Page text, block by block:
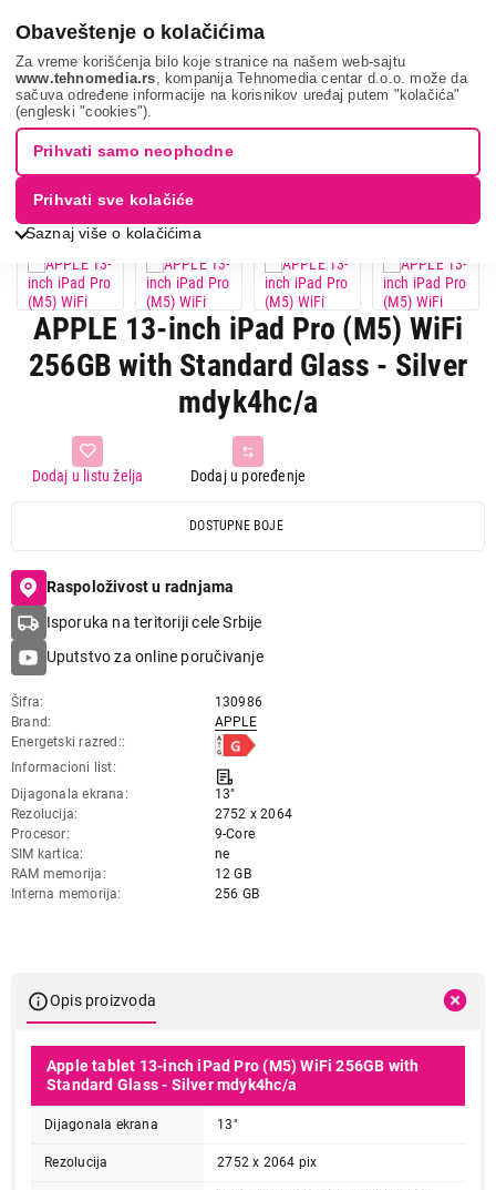
Obaveštenje o kolačićima
Za vreme korišćenja bilo koje stranice na našem web-sajtu
www.tehnomedia.rs , kompanija Tehnomedia centar d.o.o. može da
sačuva određene informacije na korisnikov uređaj putem "kolačića"
(engleski "cookies").
Saznaj više o kolačićima
Prihvati samo neophodne
Prihvati sve kolačiće
Apple 13-inch i...
APPLE 13-inch iPad Pro (M5) WiFi
256GB with Standard Glass - Silver
mdyk4hc/a
Dodaj u poređenje
Dodaj u listu želja
DOSTUPNE BOJE
Raspoloživost u radnjama
Isporuka na teritoriji cele Srbije
Uputstvo za online poručivanje
Šifra
130986
Brand
APPLE
Energetski razred:
Informacioni list
Dijagonala ekrana
13"
Rezolucija
2752 x 2064
Procesor
9-Core
SIM kartica
ne
RAM memorija
12 GB
Interna memorija
256 GB
Opis proizvoda
Apple tablet 13-inch iPad Pro (M5) WiFi 256GB with
Standard Glass - Silver mdyk4hc/a
Dijagonala ekrana 13"
Rezolucija 2752 x 2064 pix